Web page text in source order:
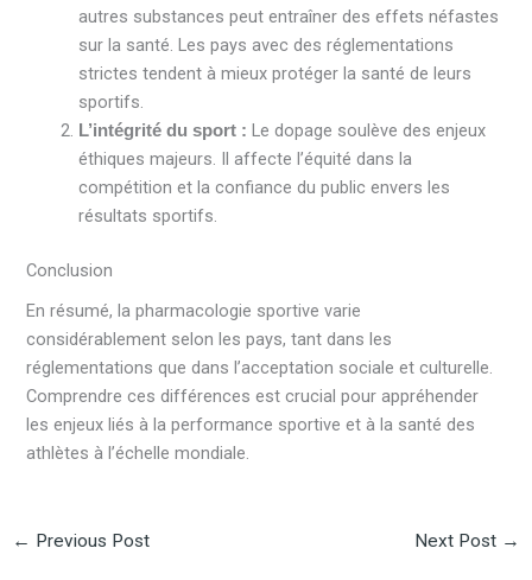
autres substances peut entraîner des effets néfastes
sur la santé. Les pays avec des réglementations
strictes tendent à mieux protéger la santé de leurs
sportifs.
L’intégrité du sport : Le dopage soulève des enjeux
éthiques majeurs. Il affecte l’équité dans la
compétition et la confiance du public envers les
résultats sportifs.
Conclusion
En résumé, la pharmacologie sportive varie
considérablement selon les pays, tant dans les
réglementations que dans l’acceptation sociale et culturelle.
Comprendre ces différences est crucial pour appréhender
les enjeux liés à la performance sportive et à la santé des
athlètes à l’échelle mondiale.
← Previous Post Next Post →